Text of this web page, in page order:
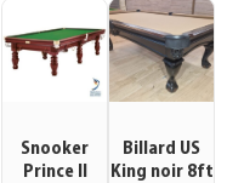
Snooker
Prince II
Billard US
King noir 8ft